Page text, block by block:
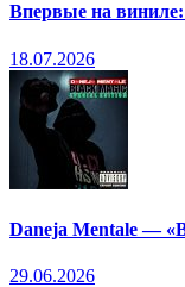
Впервые на
18.07.2026
Daneja Mentale —
29.06.2026